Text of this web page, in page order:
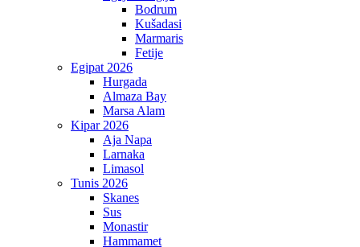
Bodrum
Kušadasi
Marmaris
Fetije
Egipat 2026
Hurgada
Almaza Bay
Marsa Alam
Kipar 2026
Aja Napa
Larnaka
Limasol
Tunis 2026
Skanes
Sus
Monastir
Hammamet